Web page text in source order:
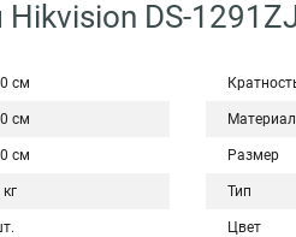
DS-
см
см
см
кг
Материал
Размер
Тип
Цвет